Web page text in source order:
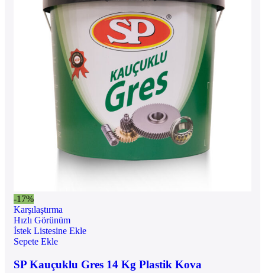
-17%
Karşılaştırma
Hızlı Görünüm
İstek Listesine Ekle
Sepete Ekle
SP Kauçuklu Gres 14 Kg Plastik Kova